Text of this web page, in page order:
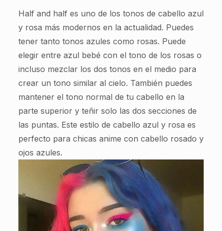
Half and half es uno de los tonos de cabello azul
y rosa más modernos en la actualidad. Puedes
tener tanto tonos azules como rosas. Puede
elegir entre azul bebé con el tono de los rosas o
incluso mezclar los dos tonos en el medio para
crear un tono similar al cielo. También puedes
mantener el tono normal de tu cabello en la
parte superior y teñir solo las dos secciones de
las puntas. Este estilo de cabello azul y rosa es
perfecto para chicas anime con cabello rosado y
ojos azules.